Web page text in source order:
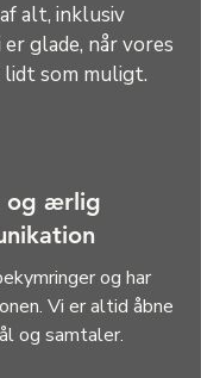
alt, inklusiv
glade, når vores
lidt som muligt.
og ærlig
og har
Vi er altid åbne
og samtaler.